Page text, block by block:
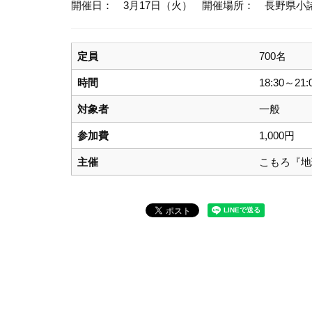
開催日： 3月17日（火） 開催場所： 長野県小
定員 700名
時間 18:30～
対象者 一般
参加費 1,000円
主催 こもろ『地